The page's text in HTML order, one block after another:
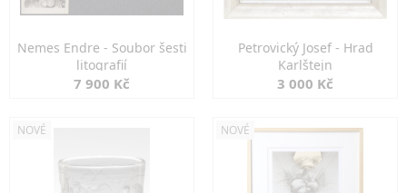
Nemes Endre - Soubor šesti
litografií
7 900 Kč
Petrovický Josef - Hrad
Karlštejn
3 000 Kč
NOVÉ NOVÉ